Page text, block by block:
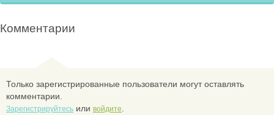
Комментарии
Только зарегистрированные пользователи могут оставлять
комментарии.
Зарегистрируйтесь или войдите